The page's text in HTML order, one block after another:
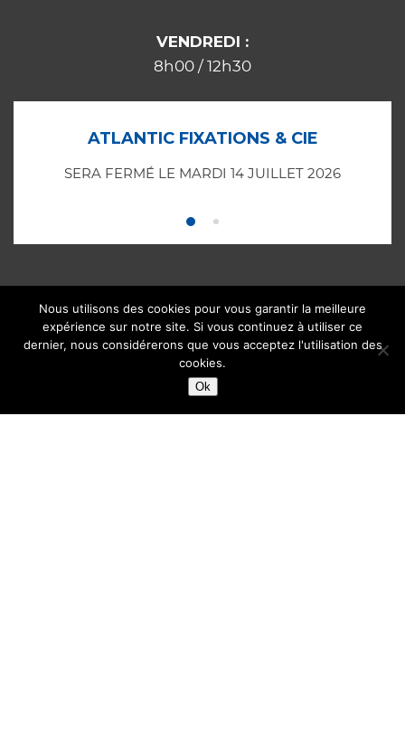
VENDREDI :
8h00 / 12h30
ATLANTIC FIXATIONS & CIE
SERA FERMÉ LE MARDI 14 JUILLET 2026
Nous utilisons des cookies pour vous garantir la meilleure
expérience sur notre site. Si vous continuez à utiliser ce
dernier, nous considérerons que vous acceptez l'utilisation des
cookies.
Ok